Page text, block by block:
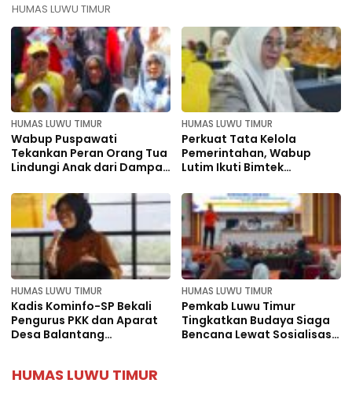
HUMAS LUWU TIMUR
HUMAS LUWU TIMUR
Wabup Puspawati
Tekankan Peran Orang Tua
Lindungi Anak dari Dampak
HUMAS LUWU TIMUR
Perkuat Tata Kelola
Pemerintahan, Wabup
Lutim Ikuti Bimtek
HUMAS LUWU TIMUR
Kadis Kominfo-SP Bekali
Pengurus PKK dan Aparat
Desa Balantang
HUMAS LUWU TIMUR
Pemkab Luwu Timur
Tingkatkan Budaya Siaga
Bencana Lewat Sosialisasi
HUMAS LUWU TIMUR